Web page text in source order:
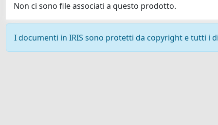
Non ci sono file associati a questo prodotto.
I documenti in IRIS sono protetti da copyright e tutti i